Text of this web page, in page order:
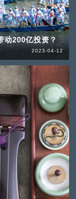
动200亿投资？
2023-04-12